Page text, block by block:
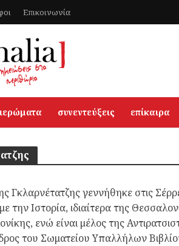
Επικοινωνία
συνεντεύξεις επίκαιρα
Γκλαρνέτατζης γεννήθηκε στις
την Ιστορία, ιδιαίτερα της
ενώ είναι μέλος της
του Σωματείου Υπαλλήλων